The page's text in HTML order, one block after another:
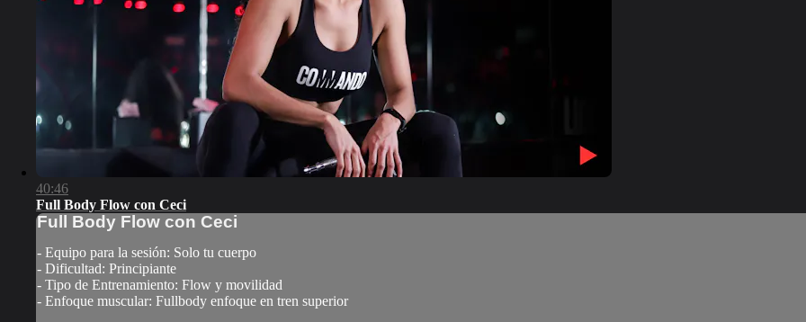
40:46
Full Body Flow con Ceci
Full Body Flow con Ceci
- Equipo para la sesión: Solo tu cuerpo
- Dificultad: Principiante
- Tipo de Entrenamiento: Flow y movilidad
- Enfoque muscular: Fullbody enfoque en tren superior